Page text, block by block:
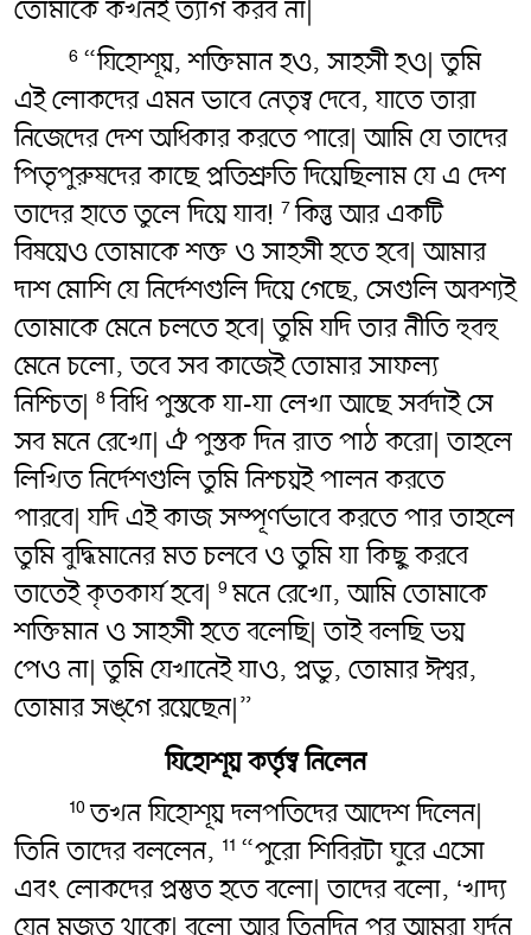
তোমাকে কখনই ত্যাগ করব না|
6 “যিহোশূয়, শক্তিমান হও, সাহসী হও| তুমি
এই লোকদের এমন ভাবে নেতৃত্ব দেবে, যাতে তারা
নিজেদের দেশ অধিকার করতে পারে| আমি যে তাদের
পিতৃপুরুষদের কাছে প্রতিশ্রুতি দিয়েছিলাম যে এ দেশ
তাদের হাতে তুলে দিয়ে যাব! 7কিন্তু আর একটি
বিষয়েও তোমাকে শক্ত ও সাহসী হতে হবে| আমার
দাশ মোশি যে নির্দেশগুলি দিয়ে গেছে, সেগুলি অবশ্যই
তোমাকে মেনে চলতে হবে| তুমি যদি তার নীতি হুবহু
মেনে চলো, তবে সব কাজেই তোমার সাফল্য
নিশ্চিত| 8বিধি পুস্তকে যা-যা লেখা আছে সর্বদাই সে
সব মনে রেখো| ঐ পুস্তক দিন রাত পাঠ করো| তাহলে
লিখিত নির্দেশগুলি তুমি নিশ্চয়ই পালন করতে
পারবে| যদি এই কাজ সম্পূর্ণভাবে করতে পার তাহলে
তুমি বুদ্ধিমানের মত চলবে ও তুমি যা কিছু করবে
তাতেই কৃতকার্য হবে| 9মনে রেখো, আমি তোমাকে
শক্তিমান ও সাহসী হতে বলেছি| তাই বলছি ভয়
পেও না| তুমি যেখানেই যাও, প্রভু, তোমার ঈশ্বর,
তোমার সঙ্গে রয়েছেন|”
যিহোশূয় কর্ত্তৃত্ব নিলেন
10তখন যিহোশূয় দলপতিদের আদেশ দিলেন|
তিনি তাদের বললেন, 11 “পুরো শিবিরটা ঘুরে এসো
এবং লোকদের প্রস্তুত হতে বলো| তাদের বলো, ‘খাদ্য
যেন মজুত থাকে| বলো আর তিনদিন পর আমরা যর্দন